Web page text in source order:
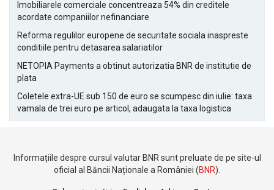
Imobiliarele comerciale concentreaza 54% din creditele
acordate companiilor nefinanciare
Reforma regulilor europene de securitate sociala inaspreste
conditiile pentru detasarea salariatilor
NETOPIA Payments a obtinut autorizatia BNR de institutie de
plata
Coletele extra-UE sub 150 de euro se scumpesc din iulie: taxa
vamala de trei euro pe articol, adaugata la taxa logistica
Informațiile despre cursul valutar BNR sunt preluate de pe site-ul
oficial al Băncii Naționale a României (BNR).